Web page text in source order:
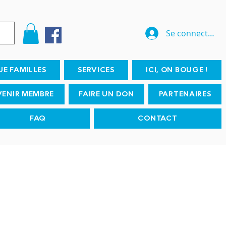
Se connecter
FAMILLES SERVICES ICI, ON BOUGE !
MEMBRE FAIRE UN DON PARTENAIRES
FAQ CONTACT